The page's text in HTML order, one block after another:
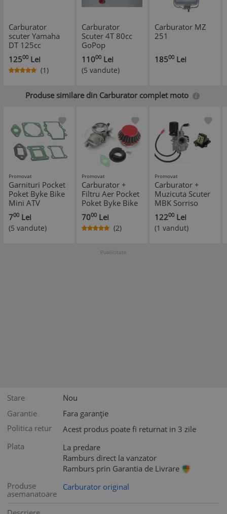
Carburator
scuter Yamaha
DT 125cc
12500 Lei
(1)
Carburator
Scuter 4T 80cc
GoPop
Carburator
Scuter 4T 80cc
GoPop
11000 Lei
(5 vandute)
Carburator MZ
251
18500 Lei
Produse similare din Carburator complet moto
Promovat
Garnituri Pocket
Poket Byke Bike
Mini ATV
700 Lei
(5 vandute)
Promovat
Carburator +
Filtru Aer Pocket
Poket Byke Bike
Mini ATV
7000 Lei
(2)
Promovat
Carburator +
Muzicuta Scuter
MBK Sorriso
49cc 50cc
12200 Lei
(1 vandut)
Publicitate
Stare
Nou
Garantie
Fara garanție
Politica retur
Acest produs poate fi returnat in 3 zile
Plata
La predare
Ramburs direct la vanzator
Ramburs prin Garantia de Livrare
Produse
asemanatoare
Carburator original